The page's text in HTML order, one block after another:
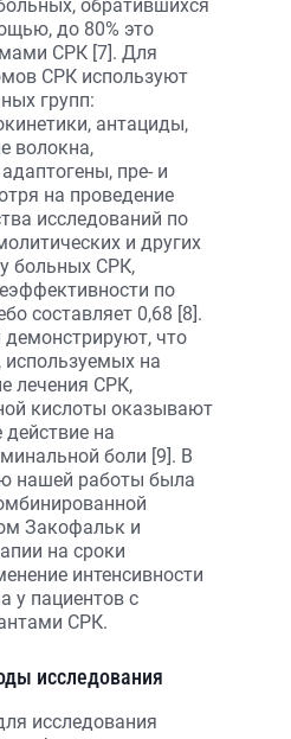
обратившихся
до 80% это
СРК [7]. Для
СРК используют
групп:
антациды,
волокна,
пре- и
на проведение
исследований по
и других
больных СРК,
по
составляет 0,68 [8].
что
используемых на
лечения СРК,
кислоты оказывают
на
боли [9]. В
нашей работы была
Закофальк и
на сроки
интенсивности
у пациентов с
СРК.
исследования
исследования